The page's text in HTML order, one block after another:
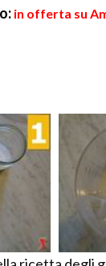
in offerta su